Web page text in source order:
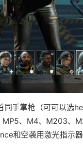
同手掌枪（可可以选
MP5、M4、M203、
和空袭用激光指示器